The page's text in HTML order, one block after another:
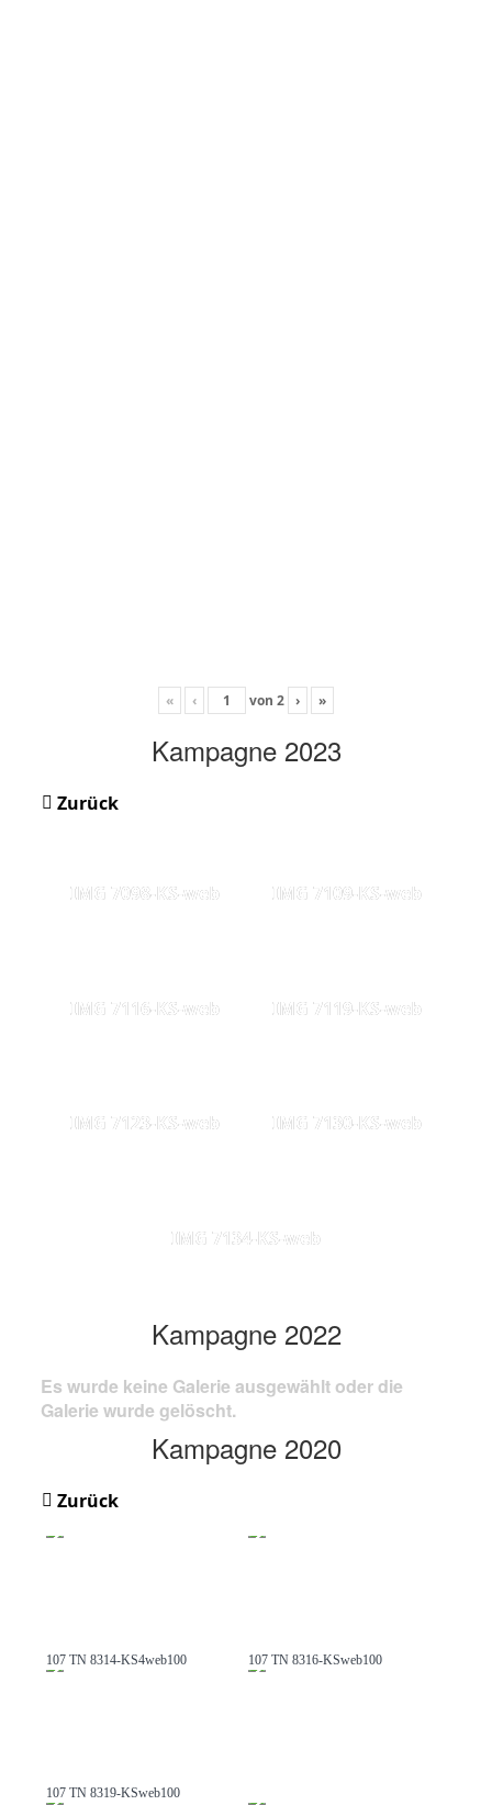
« ‹ von 2 › »
Kampagne 2023
Zurück
IMG 7098-KS-web IMG 7109-KS-web
IMG 7116-KS-web IMG 7119-KS-web
IMG 7123-KS-web IMG 7130-KS-web
IMG 7134-KS-web
Kampagne 2022
Es wurde keine Galerie ausgewählt oder die
Galerie wurde gelöscht.
Kampagne 2020
Zurück
107 TN 8314-KS4web100 107 TN 8316-KSweb100
107 TN 8319-KSweb100